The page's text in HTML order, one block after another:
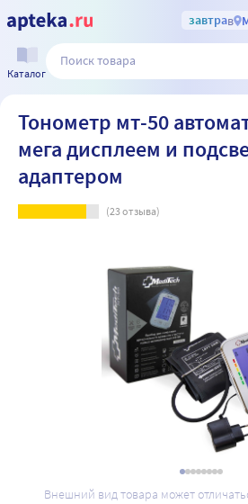
завтрав
Каталог
Тонометр мт-50
мега дисплеем и
адаптером
(23отзыва)
Внешний вид товара может